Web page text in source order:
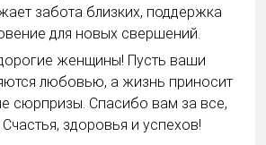
забота близких, поддержка
для новых свершений.
женщины! Пусть ваши
любовью, а жизнь приносит
сюрпризы. Спасибо вам за все,
здоровья и успехов!